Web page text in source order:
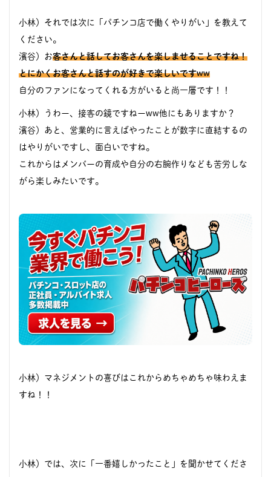
小林）それでは次に「パチンコ店で働くやりがい」を教えて
ください。
濱谷）お客さんと話してお客さんを楽しませることですね！
とにかくお客さんと話すのが好きで楽しいですww
自分のファンになってくれる方がいると尚一層です！！
小林）うわー、接客の鏡ですねーww他にもありますか？
濱谷）あと、営業的に言えばやったことが数字に直結するの
はやりがいですし、面白いですね。
これからはメンバーの育成や自分の右腕作りなども苦労しな
がら楽しみたいです。
小林）マネジメントの喜びはこれからめちゃめちゃ味わえま
すね！！
小林）では、次に「一番嬉しかったこと」を聞かせてくださ